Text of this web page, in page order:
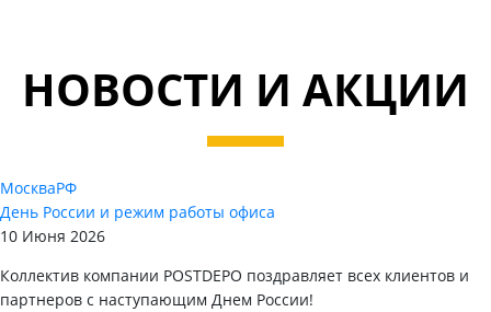
НОВОСТИ И АКЦИИ
МоскваРФ
День России и режим работы офиса
10 Июня 2026
Коллектив компании POSTDEPO поздравляет всех клиентов и
партнеров с наступающим Днем России!